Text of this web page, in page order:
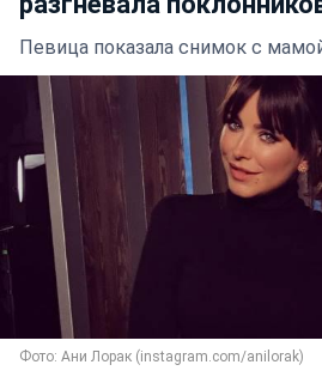
Певица показала снимок с
Фото: Ани Лорак (instagram.com/anilorak)